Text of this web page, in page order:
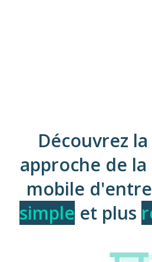
Découvrez
approche de
mobile
simple et plus